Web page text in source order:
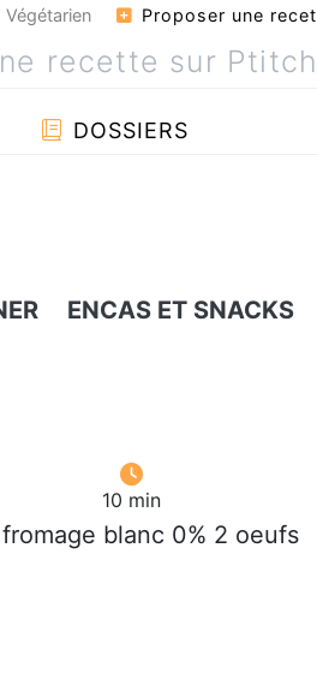
Végétarien Proposer une
DOSSIERS
ENCAS ET SNACKS
10 min
blanc 0% 2 oeufs